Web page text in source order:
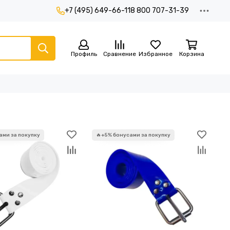
+7 (495) 649-66-118 800 707-31-39
Профиль Сравнение Избранное Корзина